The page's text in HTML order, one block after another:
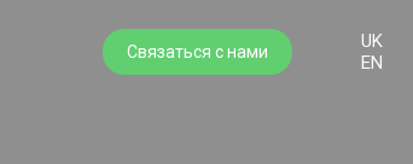
Связаться с нами
UK
EN